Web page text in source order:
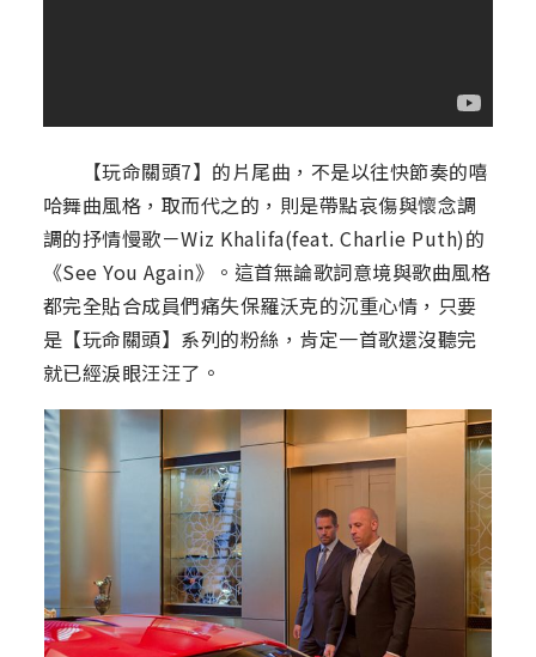
【玩命關頭7】的片尾曲，不是以往快節奏的嘻
哈舞曲風格，取而代之的，則是帶點哀傷與懷念調
調的抒情慢歌－Wiz Khalifa(feat. Charlie Puth)的
《See You Again》。這首無論歌詞意境與歌曲風格
都完全貼合成員們痛失保羅沃克的沉重心情，只要
是【玩命關頭】系列的粉絲，肯定一首歌還沒聽完
就已經淚眼汪汪了。